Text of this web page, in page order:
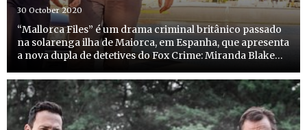
30 October 2020
“Mallorca Files” é um drama criminal britânico passado
na solarenga ilha de Maiorca, em Espanha, que apresenta
a nova dupla de detetives do Fox Crime: Miranda Blake
no dia 11 de novembro, às 22h00.